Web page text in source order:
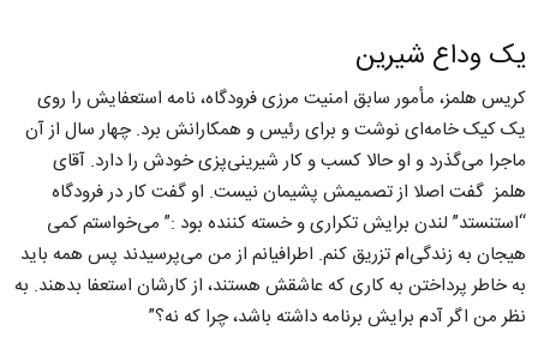
یک وداع شیرین
کریس هلمز، مأمور سابق امنیت مرزی فرودگاه، نامه استعفایش را روی
یک کیک خامه‌ای نوشت و برای رئیس و همکارانش برد. چهار سال از آن
ماجرا می‌گذرد و او حالا کسب و کار شیرینی‌پزی خودش را دارد. آقای
هلمز گفت اصلا از تصمیمش پشیمان نیست. او گفت کار در فرودگاه
“استنستد” لندن برایش تکراری و خسته کننده بود :” می‌خواستم کمی
هیجان به زندگی‌ام تزریق کنم. اطرافیانم از من می‌پرسیدند پس همه باید
به خاطر پرداختن به کاری که عاشقش هستند، از کارشان استعفا بدهند. به
نظر من اگر آدم برایش برنامه داشته باشد، چرا که نه؟”